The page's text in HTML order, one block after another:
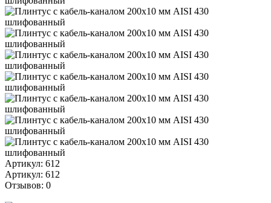
Артикул: 612
Артикул: 612
Отзывов: 0